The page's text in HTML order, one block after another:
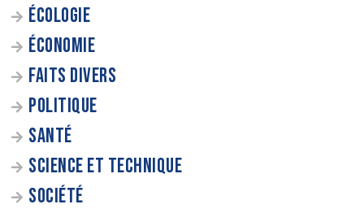
ÉCOLOGIE
ÉCONOMIE
FAITS DIVERS
POLITIQUE
SANTÉ
SCIENCE ET TECHNIQUE
SOCIÉTÉ